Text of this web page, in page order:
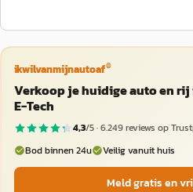
ikwilvanmijnautoaf®
Verkoop je huidige auto en rij
E-Tech
4,3/5 ·6.249reviews op
Bod binnen 24u
Veilig vanuit huis
Meld gratis en